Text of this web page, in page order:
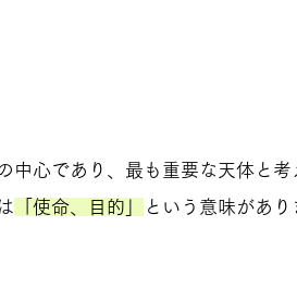
中心であり、最も重要な天体と考
「使命、目的」
という意味があ